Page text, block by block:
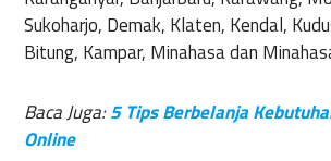
Sukoharjo, Demak, Klaten, Kendal,
Bitung, Kampar, Minahasa dan
Baca Juga:5 Tips Berbelanja
Online